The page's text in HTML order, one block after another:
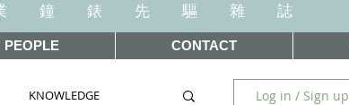
鐘 錶 先 驅 雜 誌
PEOPLE CONTACT
KNOWLEDGE Log in / Sign up